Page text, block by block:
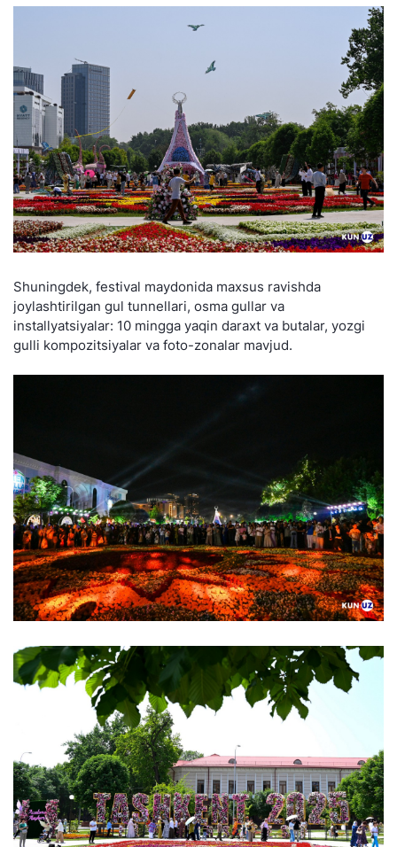
Shuningdek, festival maydonida maxsus ravishda
joylashtirilgan gul tunnellari, osma gullar va
installyatsiyalar: 10 mingga yaqin daraxt va butalar, yozgi
gulli kompozitsiyalar va foto-zonalar mavjud.